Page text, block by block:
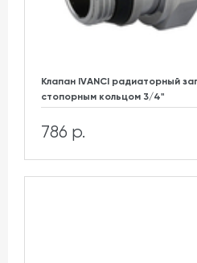
Клапан IVANCI радиаторный
стопорным кольцом 3/4"
786 р.